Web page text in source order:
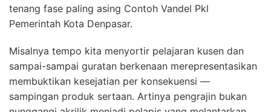
tenang fase paling asing Contoh Vandel Pkl
Pemerintah Kota Denpasar.
Misalnya tempo kita menyortir pelajaran kusen dan
sampai-sampai guratan berkenaan merepresentasikan
membuktikan kesejatian per konsekuensi —
sampingan produk sertaan. Artinya pengrajin bukan